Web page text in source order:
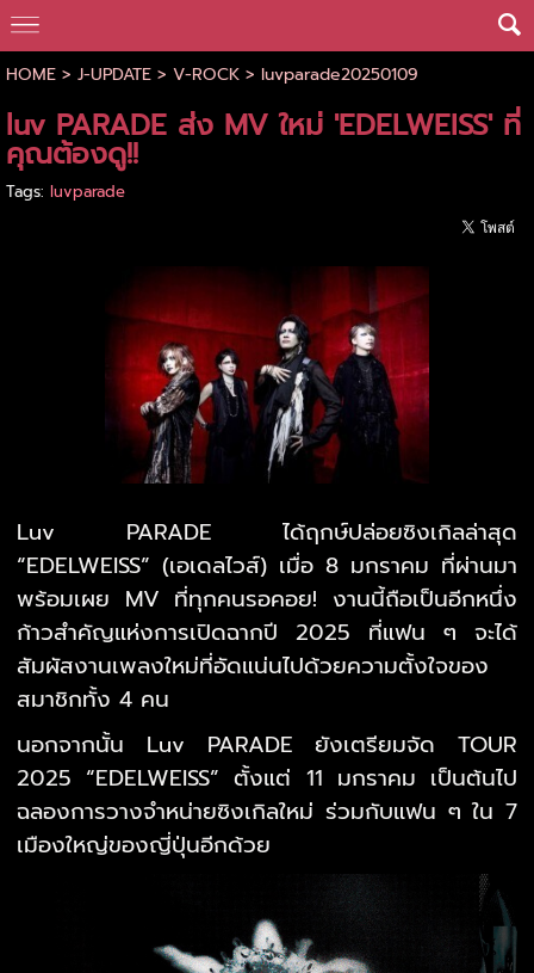
HOME> J-UPDATE> V-ROCK> luvparade20250109
luv PARADE ส่ง MV ใหม่ 'EDELWEISS' ที่
คุณต้องดู!!
Tags: luvparade
Luv PARADE ได้ฤกษ์ปล่อยซิงเกิลล่าสุด
“EDELWEISS” (เอเดลไวส์) เมื่อ 8 มกราคม ที่ผ่านมา
พร้อมเผย MV ที่ทุกคนรอคอย! งานนี้ถือเป็นอีกหนึ่ง
ก้าวสำคัญแห่งการเปิดฉากปี 2025 ที่แฟน ๆ จะได้
สัมผัสงานเพลงใหม่ที่อัดแน่นไปด้วยความตั้งใจของ
สมาชิกทั้ง 4 คน
นอกจากนั้น Luv PARADE ยังเตรียมจัด TOUR
2025 “EDELWEISS” ตั้งแต่ 11 มกราคม เป็นต้นไป
ฉลองการวางจำหน่ายซิงเกิลใหม่ ร่วมกับแฟน ๆ ใน 7
เมืองใหญ่ของญี่ปุ่นอีกด้วย